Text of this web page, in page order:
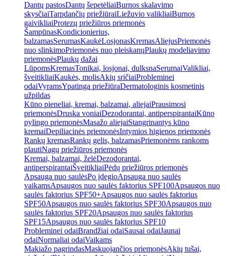
Dantų pastosDantų šepetėliaiBurnos skalavimo
skysčiaiTarpdančių priežiūraiLiežuvio valikliaiBurnos
gaivikliaiProtezų priežiūros priemonės
ŠampūnasKondicionierius,
balzamasSerumasKaukėLosjonasKremasAliejusPriemonės
nuo slinkimoPriemonės nuo pleiskanųPlaukų modeliavimo
priemonėsPlaukų dažai
LūpomsKremasTonikai, losjonai, dulksnaSerumaiValikliai,
šveitikliaiKaukės, molisAkių sričiaiProbleminei
odaiVyramsYpatinga priežiūraDermatologinis kosmetinis
užpildas
Kūno pieneliai, kremai, balzamai, aliejaiPrausimosi
priemonėsDruska voniaiDezodorantai, antiperspirantaiKūno
pylingo priemonėsMasažo aliejaiStangrinantys kūno
kremaiDepiliacinės priemonėsIntymios higienos priemonės
Rankų kremasRankų gelis, balzamasPriemonėms rankoms
plautiNagų priežiūros priemonės
Kremai, balzamai, želėDezodorantai,
antiperspirantaiŠveitikliaiPėdų priežiūros priemonės
Apsauga nuo saulėsPo įdegioApsauga nuo saulės
vaikamsApsaugos nuo saulės faktorius SPF100Apsaugos nuo
saulės faktorius SPF50+Apsaugos nuo saulės faktorius
SPF50Apsaugos nuo saulės faktorius SPF30Apsaugos nuo
saulės faktorius SPF20Apsaugos nuo saulės faktorius
SPF15Apsaugos nuo saulės faktorius SPF10
Probleminei odaiBrandžiai odaiSausai odaiJaunai
odaiNormaliai odaiVaikams
Makiažo pagrindasMaskuojančios priemonėsAkių tušai,